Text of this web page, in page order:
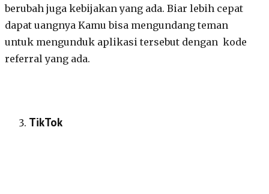
berubah juga kebijakan yang ada. Biar lebih cepat
dapat uangnya Kamu bisa mengundang teman
untuk mengunduk aplikasi tersebut dengan kode
referral yang ada.
TikTok